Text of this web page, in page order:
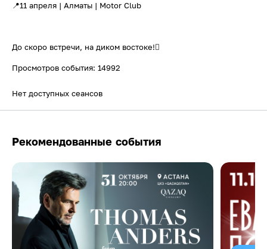
📍11 апреля | Алматы | Motor Club
До cкоро встречи, на диком востоке!🪾
Просмотров события: 14992
Нет доступных сеансов
Рекомендованные события